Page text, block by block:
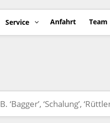
Service Anfahrt Team